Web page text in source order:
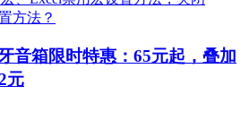
音箱限时特惠：65元起，叠加
元